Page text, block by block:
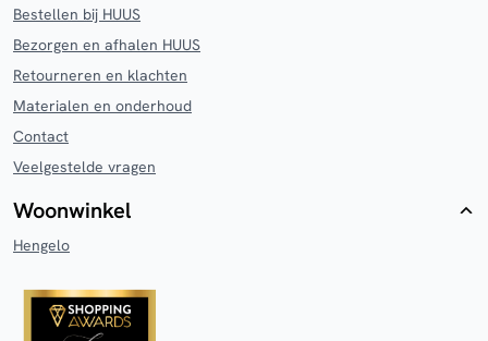
Bestellen bij HUUS
Bezorgen en afhalen HUUS
Retourneren en klachten
Materialen en onderhoud
Contact
Veelgestelde vragen
Woonwinkel
Hengelo